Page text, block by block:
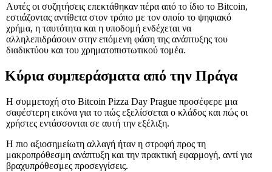
Αυτές οι συζητήσεις επεκτάθηκαν πέρα από το ίδιο το Bitcoin,
εστιάζοντας αντίθετα στον τρόπο με τον οποίο το ψηφιακό
χρήμα, η ταυτότητα και η υποδομή ενδέχεται να
αλληλεπιδράσουν στην επόμενη φάση της ανάπτυξης του
διαδικτύου και του χρηματοπιστωτικού τομέα.
Κύρια συμπεράσματα από την Πράγα
Η συμμετοχή στο Bitcoin Pizza Day Prague προσέφερε μια
σαφέστερη εικόνα για το πώς εξελίσσεται ο κλάδος και πώς οι
χρήστες εντάσσονται σε αυτή την εξέλιξη.
Η πιο αξιοσημείωτη αλλαγή ήταν η στροφή προς τη
μακροπρόθεσμη ανάπτυξη και την πρακτική εφαρμογή, αντί για
βραχυπρόθεσμες προσεγγίσεις.